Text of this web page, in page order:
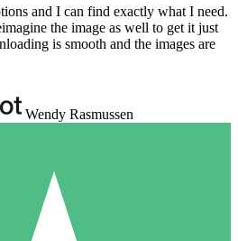
and I can find exactly what I need.
the image as well to get it just
is smooth and the images are
Wendy Rasmussen